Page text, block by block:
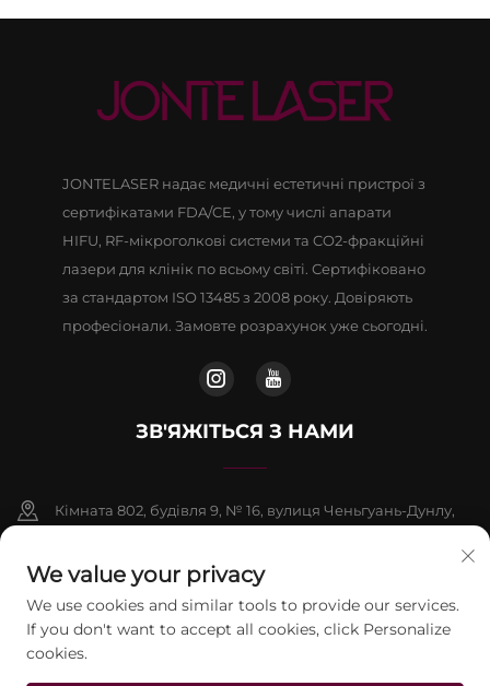
JONTELASER надає медичні естетичні пристрої з
сертифікатами FDA/CE, у тому числі апарати
HIFU, RF-мікроголкові системи та CO2-фракційні
лазери для клінік по всьому світі. Сертифіковано
за стандартом ISO 13485 з 2008 року. Довіряють
професіонали. Замовте розрахунок уже сьогодні.
ЗВ'ЯЖІТЬСЯ З НАМИ
Кімната 802, будівля 9, № 16, вулиця Ченьгуань-Дунлу,
+86-13911459627
[email protected]
We value your privacy
We use cookies and similar tools to provide our services.
If you don't want to accept all cookies, click Personalize
cookies.